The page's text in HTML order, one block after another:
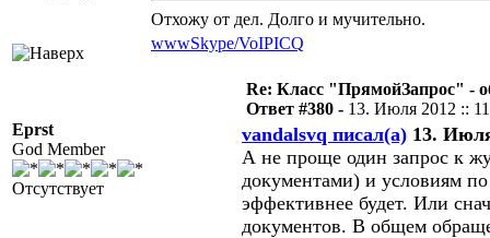
Отхожу от дел. Долго и мучительно.
wwwSkype/VoIPICQ
Eprst
God Member
Отсутствует
Re: Класс "ПрямойЗапрос" -
Ответ #380 - 13. Июля 2012 ::
vandalsvq писал(а) 13.
А не проще один запрос к
документами) и условиям
эффективнее будет. Или
документов. В общем